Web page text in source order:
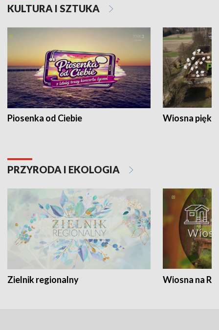
KULTURA I SZTUKA
Piosenka od Ciebie Wiosna
PRZYRODA I EKOLOGIA
Zielnik regionalny Wiosna na